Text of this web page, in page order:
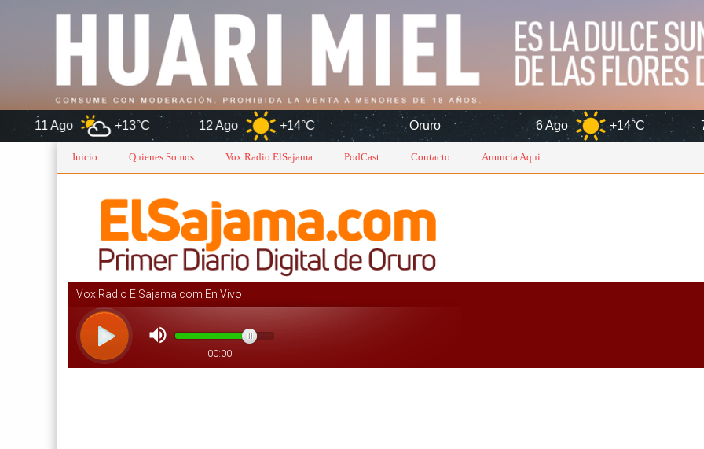
+13°C 12 Ago +14°C Oruro 6 Ago +14°C 7 Ago
Inicio Quienes Somos Vox Radio ElSajama PodCast Contacto Anuncia Aqui